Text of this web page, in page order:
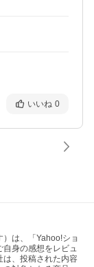
いいね 0
）は、「Yahoo!ショ
自身の感想をレビュ
は、投稿された内容